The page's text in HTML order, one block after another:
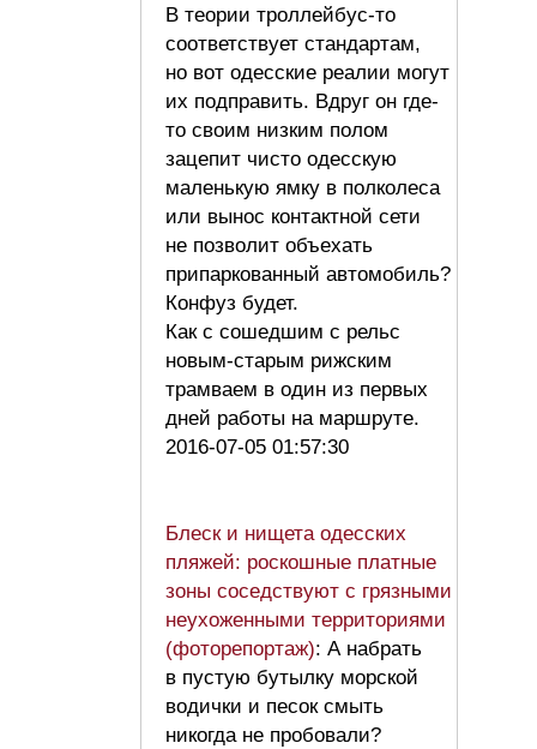
В теории троллейбус-то
соответствует стандартам,
но вот одесские реалии могут
их подправить. Вдруг он где-
то своим низким полом
зацепит чисто одесскую
маленькую ямку в полколеса
или вынос контактной сети
не позволит объехать
припаркованный автомобиль?
Конфуз будет.
Как с сошедшим с рельс
новым-старым рижским
трамваем в один из первых
дней работы на маршруте.
2016-07-05 01:57:30
Блеск и нищета одесских
пляжей: роскошные платные
зоны соседствуют с грязными
неухоженными территориями
(фоторепортаж): А набрать
в пустую бутылку морской
водички и песок смыть
никогда не пробовали?